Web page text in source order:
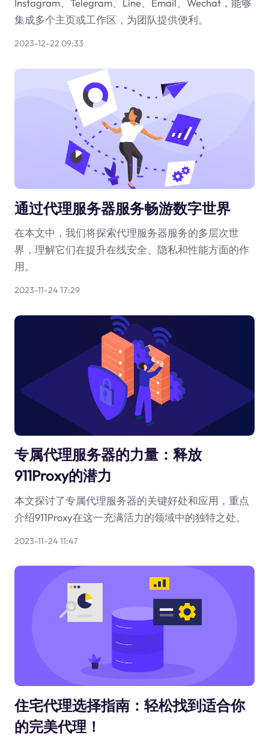
Instagram、Telegram、Line、Email、Wechat，能够
集成多个主页或工作区，为团队提供便利。
2023-12-22 09:33
通过代理服务器服务畅游数字世界
在本文中，我们将探索代理服务器服务的多层次世
界，理解它们在提升在线安全、隐私和性能方面的作
用。
2023-11-24 17:29
专属代理服务器的力量：释放
911Proxy的潜力
本文探讨了专属代理服务器的关键好处和应用，重点
介绍911Proxy在这一充满活力的领域中的独特之处。
2023-11-24 11:47
住宅代理选择指南：轻松找到适合你
的完美代理！